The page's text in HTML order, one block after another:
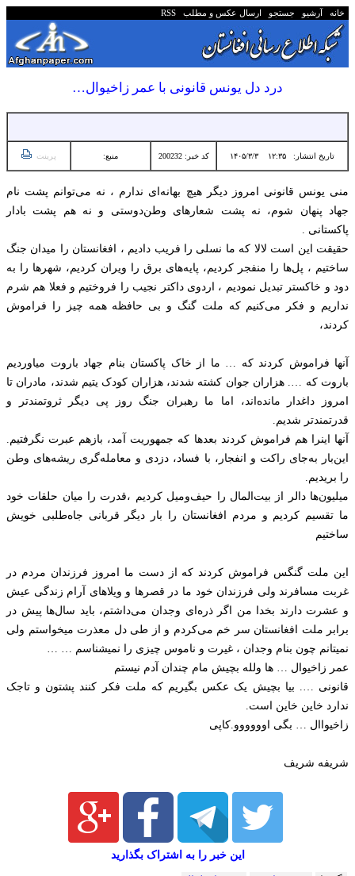
خانه آرشیو جستجو ارسال عکس و مطلب RSS
درد دل یونس قانونی با عمر زاخیوال…
تاریخ انتشار: ۱۲:۳۵ ۱۴۰۵/۳/۳ کد خبر: 200232 منبع: پرینت
منی یونس قانونی امروز دیگر هیچ بهانه‌ای ندارم ، نه می‌توانم پشت نام
جهاد پنهان شوم، نه پشت شعارهای وطن‌دوستی و نه هم پشت بادار
پاکستانی .
حقیقت این است لالا که ما نسلی را فریب دادیم ، افغانستان را میدان جنگ
ساختیم ، پل‌ها را منفجر کردیم، پایه‌های برق را ویران کردیم، شهرها را به
دود و خاکستر تبدیل نمودیم ، اردوی داکتر نجیب را فروختیم و فعلا هم شرم
نداریم و فکر می‌کنیم که ملت گنگ و بی حافظه همه چیز را فراموش
کردند،
آنها فراموش کردند که … ما از خاک پاکستان بنام جهاد باروت میاوردیم
باروت که …. هزاران جوان کشته شدند، هزاران کودک یتیم شدند، مادران تا
امروز داغدار مانده‌اند، اما ما رهبران جنگ روز پی دیگر ثروتمندتر و
قدرتمندتر شدیم.
آنها اینرا هم فراموش کردند بعدها که جمهوریت آمد، بازهم عبرت نگرفتیم.
این‌بار به‌جای راکت و انفجار، با فساد، دزدی و معامله‌گری ریشه‌های وطن
را بریدیم.
میلیون‌ها دالر از بیت‌المال را حیف‌ومیل کردیم ،قدرت را میان حلقات خود
ما تقسیم کردیم و مردم افغانستان را بار دیگر قربانی جاه‌طلبی خویش
ساختیم
این ملت گنگس فراموش کردند که از دست ما امروز فرزندان مردم در
غربت مسافرند ولی فرزندان خود ما در قصرها و ویلاهای آرام زندگی عیش
و عشرت دارند بخدا من اگر ذره‌ای وجدان می‌داشتم، باید سال‌ها پیش در
برابر ملت افغانستان سر خم می‌کردم و از طی دل معذرت میخواستم ولی
نمیتانم چون بنام وجدان ، غیرت و ناموس چیزی را نمیشناسم … …
عمر زاخیوال … ها ولله بچیش مام چندان آدم نیستم
قانونی …. بیا بچیش یک عکس بگیریم که ملت فکر کنند پشتون و تاجک
ندارد خاین خاین است.
زاخیواال … بگی اوووووو.کاپی
شریفه شریف
این خبر را به اشتراک بگذارید